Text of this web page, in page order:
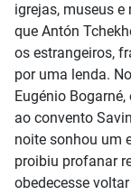
igrejas, museus
que Antón
os estrangeiros,
por uma lenda.
Eugénio
ao convento
noite sonhou um
proibiu profanar
obedecesse